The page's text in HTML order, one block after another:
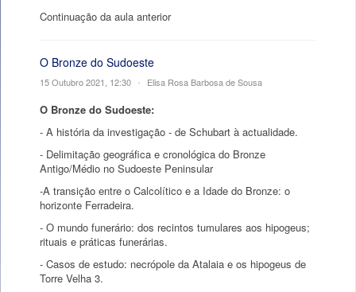
Continuação da aula anterior
O Bronze do Sudoeste
15 Outubro 2021, 12:30 • Elisa Rosa Barbosa de Sousa
O Bronze do Sudoeste:
- A história da investigação - de Schubart à actualidade.
- Delimitação geográfica e cronológica do Bronze
Antigo/Médio no Sudoeste Peninsular
-A transição entre o Calcolítico e a Idade do Bronze: o
horizonte Ferradeira.
- O mundo funerário: dos recintos tumulares aos hipogeus;
rituais e práticas funerárias.
- Casos de estudo: necrópole da Atalaia e os hipogeus de
Torre Velha 3.